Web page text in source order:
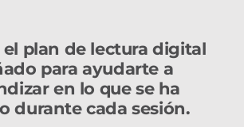
el plan de lectura digital
para ayudarte a
en lo que se ha
durante cada sesión.